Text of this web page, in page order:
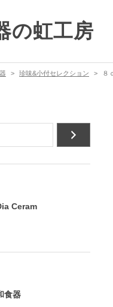
の虹工房
珍味&小付セレクション ８
Ceram
食器